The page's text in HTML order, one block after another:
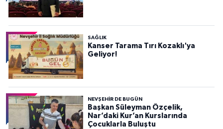
SAĞLIK
Kanser Tarama Tırı Kozaklı'ya
Geliyor!
NEVŞEHIR DE BUGÜN
Başkan Süleyman Özçelik,
Nar’daki Kur’an Kurslarında
Çocuklarla Buluştu